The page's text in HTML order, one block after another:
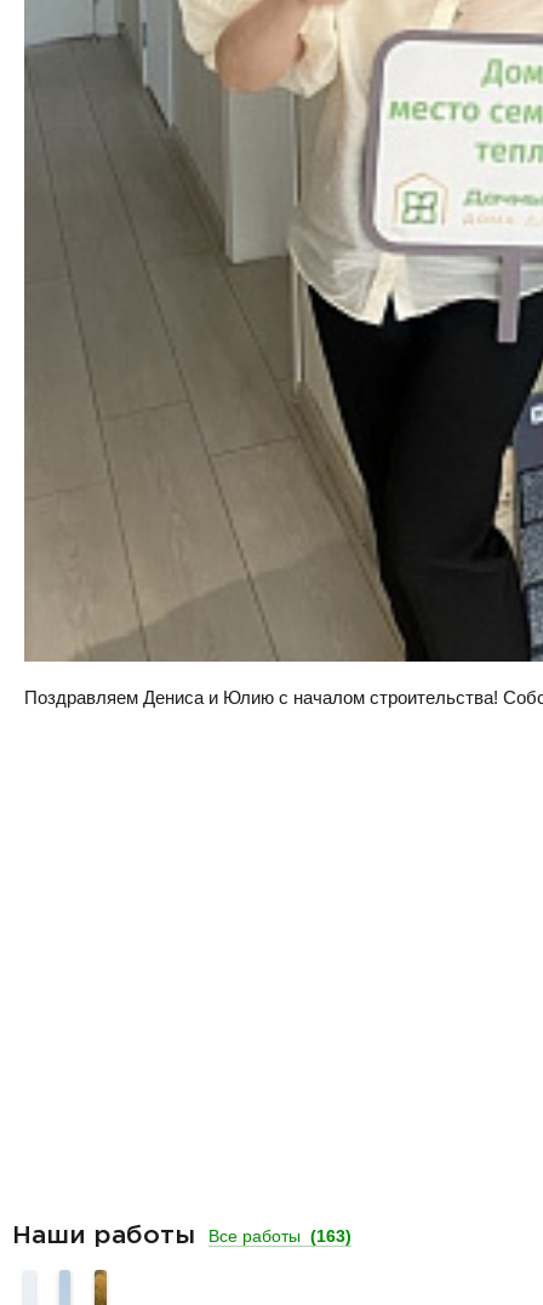
Поздравляем Дениса и Юлию с началом строительства!
Наши работы Все работы (163)